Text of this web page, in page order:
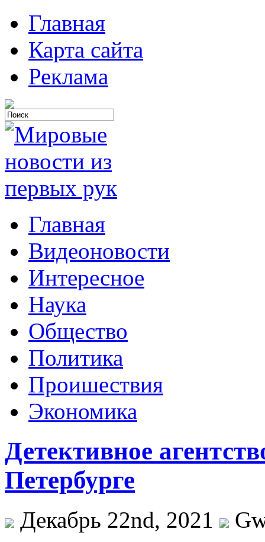
Главная
Карта сайта
Реклама
Главная
Видеоновости
Интересное
Наука
Общество
Политика
Проишествия
Экономика
Детективное
Петербурге
Декабрь 22nd, 2021